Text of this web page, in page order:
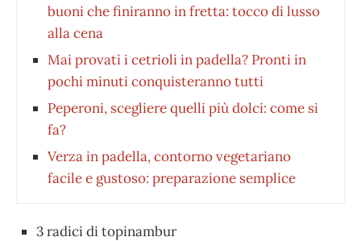
buoni che finiranno in fretta: tocco di lusso
alla cena
Mai provati i cetrioli in padella? Pronti in
pochi minuti conquisteranno tutti
Peperoni, scegliere quelli più dolci: come si
fa?
Verza in padella, contorno vegetariano
facile e gustoso: preparazione semplice
3 radici di topinambur